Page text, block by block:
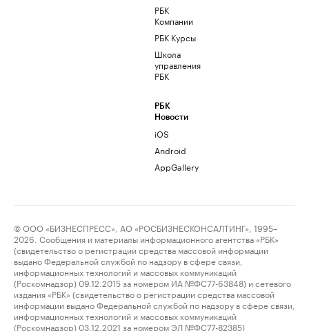
РБК
Компании
РБК Курсы
Школа
управления
РБК
РБК
Новости
iOS
Android
AppGallery
© ООО «БИЗНЕСПРЕСС», АО «РОСБИЗНЕСКОНСАЛТИНГ», 1995–
2026. Сообщения и материалы информационного агентства «РБК»
(свидетельство о регистрации средства массовой информации
выдано Федеральной службой по надзору в сфере связи,
информационных технологий и массовых коммуникаций
(Роскомнадзор) 09.12.2015 за номером ИА №ФС77-63848) и сетевого
издания «РБК» (свидетельство о регистрации средства массовой
информации выдано Федеральной службой по надзору в сфере связи,
информационных технологий и массовых коммуникаций
(Роскомнадзор) 03.12.2021 за номером ЭЛ №ФС77-82385)